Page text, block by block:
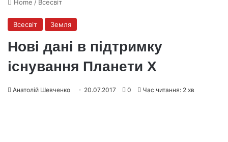
Home / Всесвіт
Всесвіт Земля
Нові дані в підтримку
існування Планети X
Анатолій Шевченко 20.07.2017 0 Час читання: 2 хв